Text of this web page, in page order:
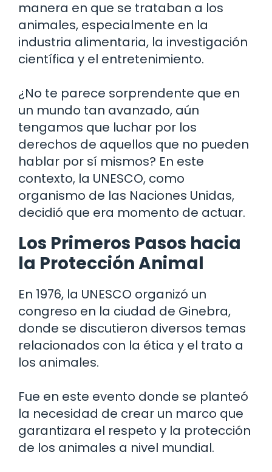
manera en que se trataban a los
animales, especialmente en la
industria alimentaria, la investigación
científica y el entretenimiento.
¿No te parece sorprendente que en
un mundo tan avanzado, aún
tengamos que luchar por los
derechos de aquellos que no pueden
hablar por sí mismos? En este
contexto, la UNESCO, como
organismo de las Naciones Unidas,
decidió que era momento de actuar.
Los Primeros Pasos hacia
la Protección Animal
En 1976, la UNESCO organizó un
congreso en la ciudad de Ginebra,
donde se discutieron diversos temas
relacionados con la ética y el trato a
los animales.
Fue en este evento donde se planteó
la necesidad de crear un marco que
garantizara el respeto y la protección
de los animales a nivel mundial.